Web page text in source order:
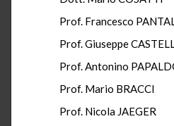
Prof. Francesco
Prof. Giuseppe
Prof. Antonino
Prof. Mario BRACCI
Prof. Nicola JAEGER